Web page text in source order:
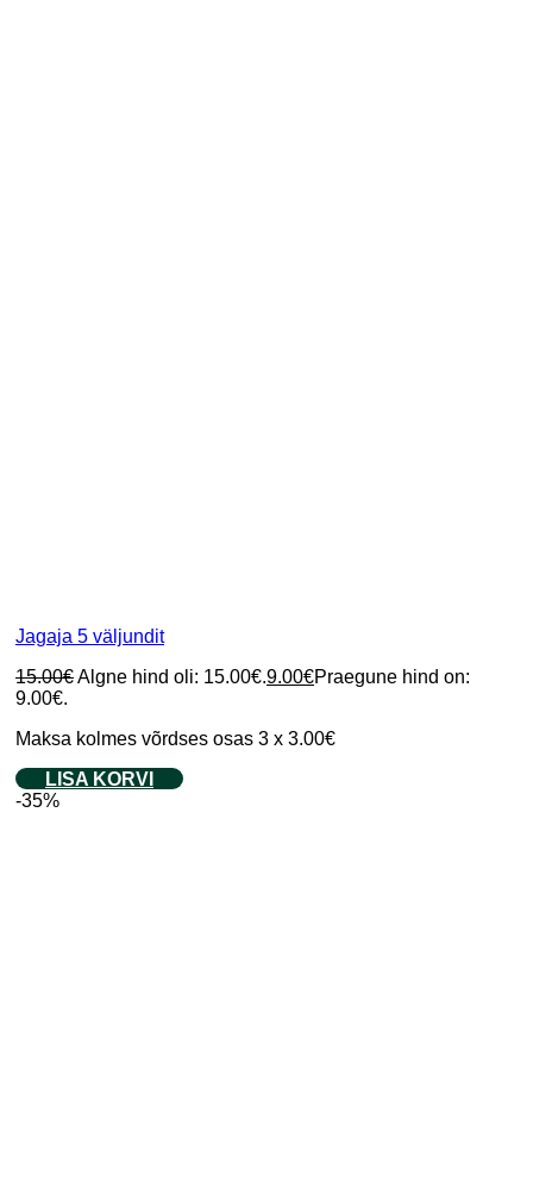
Jagaja 5 väljundit
15.00€Algne hind oli: 15.00€.9.00€Praegune hind on:
9.00€.
Maksa kolmes võrdses osas 3 x 3.00€
LISA KORVI
-35%